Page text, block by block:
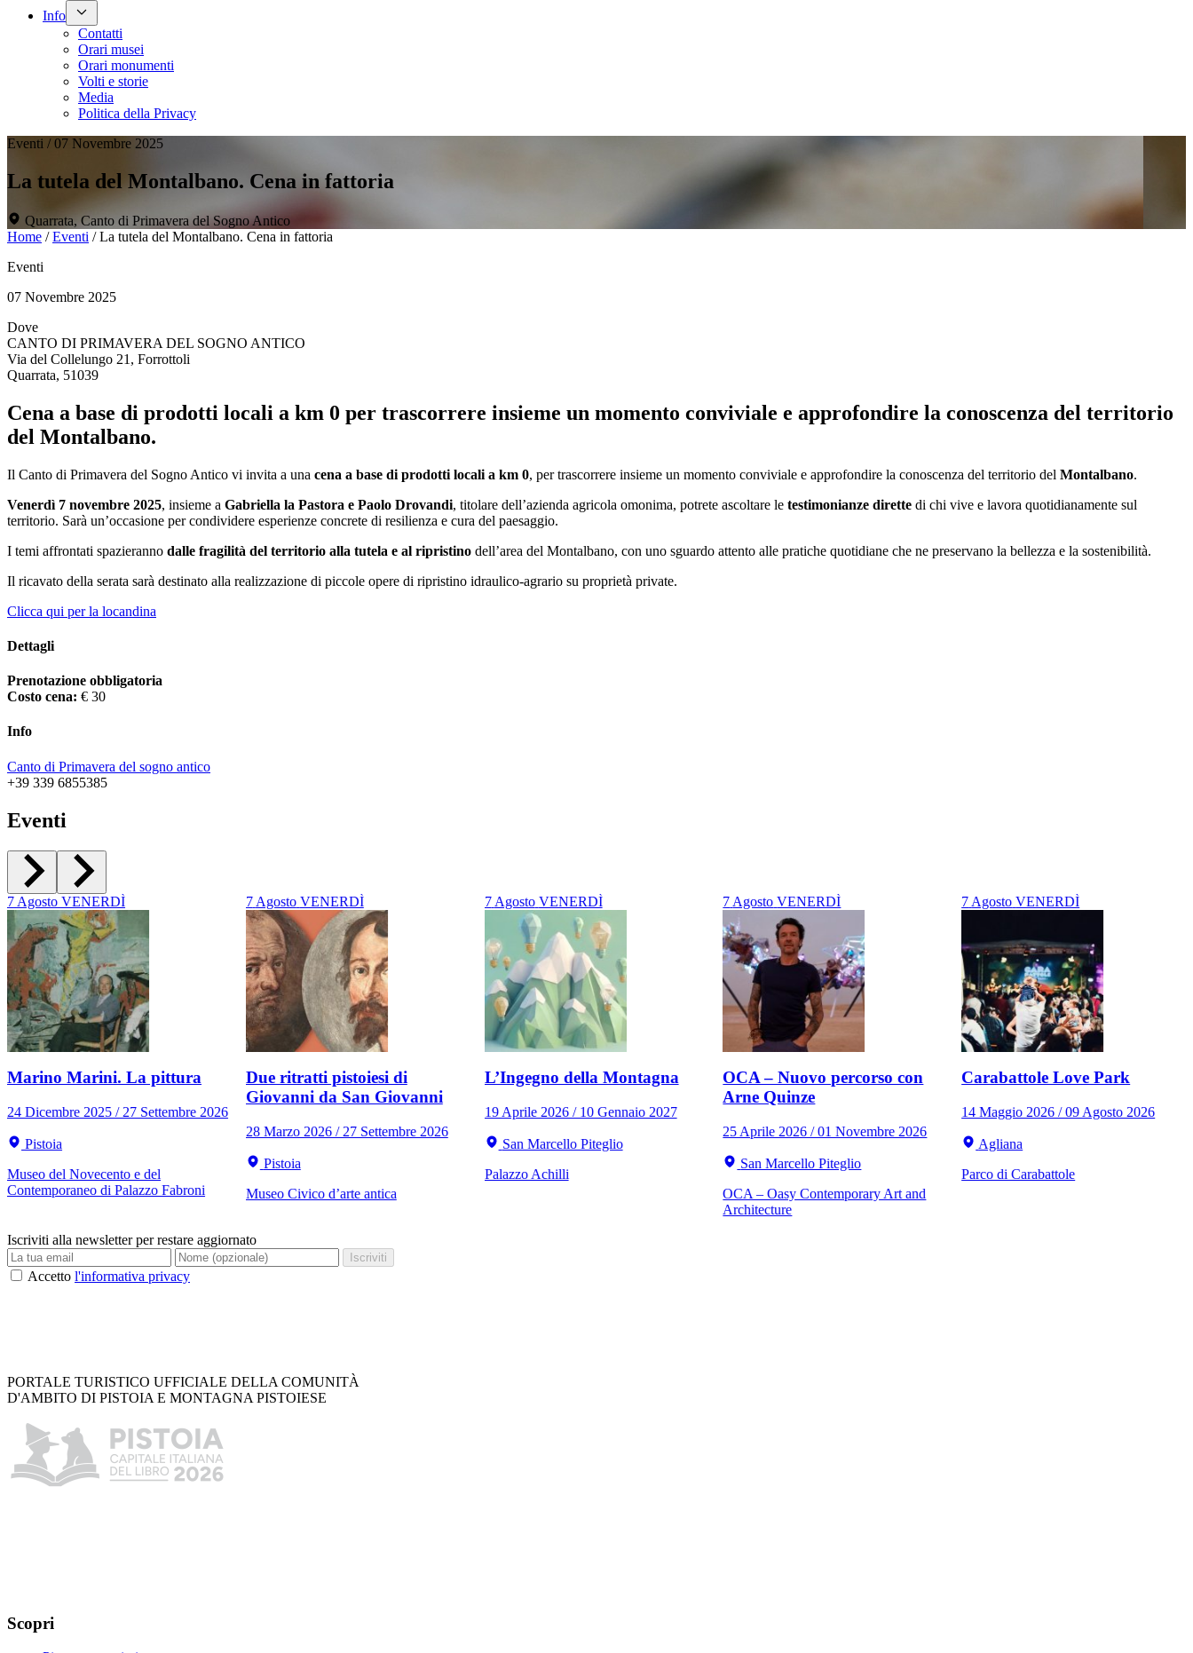
Info
Contatti
Orari musei
Orari monumenti
Volti e storie
Media
Politica della Privacy
Eventi / 07 Novembre 2025
La tutela del Montalbano. Cena in fattoria
Quarrata, Canto di Primavera del Sogno Antico
Home /Eventi /La tutela del Montalbano. Cena in fattoria
Eventi
07 Novembre 2025
Dove
CANTO DI PRIMAVERA DEL SOGNO ANTICO
Via del Collelungo 21, Forrottoli
Quarrata, 51039
Cena a base di prodotti locali a km 0 per trascorrere insieme un momento conviviale e approfondire la conoscenza del territorio
del Montalbano.
Il Canto di Primavera del Sogno Antico vi invita a una cena a base di prodotti locali a km 0, per trascorrere insieme un momento conviviale e approfondire la conoscenza del territorio del Montalbano.
Venerdì 7 novembre 2025, insieme a Gabriella la Pastora e Paolo Drovandi, titolare dell’azienda agricola omonima, potrete ascoltare le testimonianze dirette di chi vive e lavora quotidianamente sul
territorio. Sarà un’occasione per condividere esperienze concrete di resilienza e cura del paesaggio.
I temi affrontati spazieranno dalle fragilità del territorio alla tutela e al ripristino dell’area del Montalbano, con uno sguardo attento alle pratiche quotidiane che ne preservano la bellezza e la sostenibilità.
Il ricavato della serata sarà destinato alla realizzazione di piccole opere di ripristino idraulico-agrario su proprietà private.
Clicca qui per la locandina
Dettagli
Prenotazione obbligatoria
Costo cena: € 30
Info
Canto di Primavera del sogno antico
+39 339 6855385
Eventi
7 Agosto VENERDÌ
Marino Marini. La pittura
24 Dicembre 2025 / 27 Settembre 2026
Pistoia
Museo del Novecento e del
Contemporaneo di Palazzo Fabroni
7 Agosto VENERDÌ
Due ritratti pistoiesi di
Giovanni da San Giovanni
28 Marzo 2026 / 27 Settembre 2026
Pistoia
Museo Civico d’arte antica
7 Agosto VENERDÌ
L’Ingegno della Montagna
19 Aprile 2026 / 10 Gennaio 2027
San Marcello Piteglio
Palazzo Achilli
7 Agosto VENERDÌ
OCA – Nuovo percorso con
Arne Quinze
25 Aprile 2026 / 01 Novembre 2026
San Marcello Piteglio
OCA – Oasy Contemporary Art and
Architecture
7 Agosto VENERDÌ
Carabattole Love Park
14 Maggio 2026 / 09 Agosto 2026
Agliana
Parco di Carabattole
Iscriviti alla newsletter per restare aggiornato
Iscriviti
Accetto l'informativa privacy
PORTALE TURISTICO UFFICIALE DELLA COMUNITÀ
D'AMBITO DI PISTOIA E MONTAGNA PISTOIESE
Scopri